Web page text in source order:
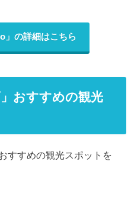
」の詳細はこちら
おすすめの観光
すすめの観光スポットを